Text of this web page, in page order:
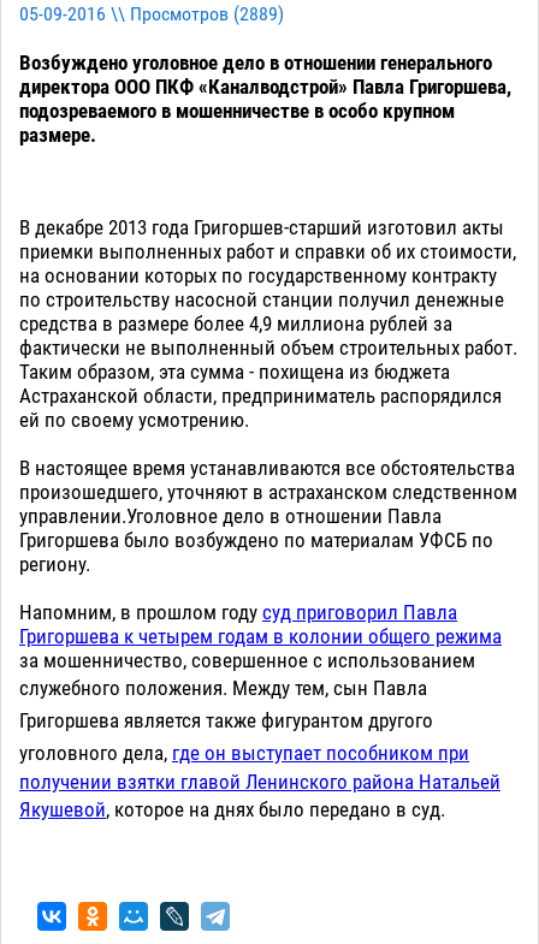
05-09-2016 \\ Просмотров (2889)
Возбуждено уголовное дело в отношении генерального
директора ООО ПКФ «Каналводстрой» Павла Григоршева,
подозреваемого в мошенничестве в особо крупном
размере.
В декабре 2013 года Григоршев-старший изготовил акты
приемки выполненных работ и справки об их стоимости,
на основании которых по государственному контракту
по строительству насосной станции получил денежные
средства в размере более 4,9 миллиона рублей за
фактически не выполненный объем строительных работ.
Таким образом, эта сумма - похищена из бюджета
Астраханской области, предприниматель распорядился
ей по своему усмотрению.
В настоящее время устанавливаются все обстоятельства
произошедшего, уточняют в астраханском следственном
управлении.Уголовное дело в отношении Павла
Григоршева было возбуждено по материалам УФСБ по
региону.
Напомним, в прошлом году суд приговорил Павла
Григоршева к четырем годам в колонии общего режима
за мошенничество, совершенное с использованием
служебного положения. Между тем, сын Павла
Григоршева является также фигурантом другого
уголовного дела, где он выступает пособником при
получении взятки главой Ленинского района Натальей
Якушевой, которое на днях было передано в суд.